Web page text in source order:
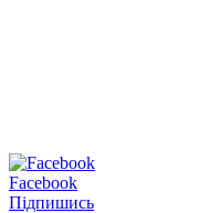
Facebook
Підпишись